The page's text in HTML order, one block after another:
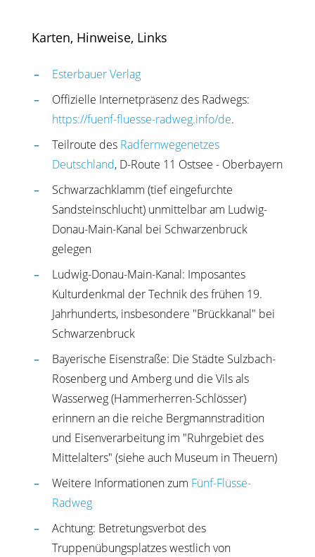
Karten, Hinweise, Links
Esterbauer Verlag
Offizielle Internetpräsenz des Radwegs:
https://fuenf-fluesse-radweg.info/de.
Teilroute des Radfernwegenetzes
Deutschland, D-Route 11 Ostsee - Oberbayern
Schwarzachklamm (tief eingefurchte
Sandsteinschlucht) unmittelbar am Ludwig-
Donau-Main-Kanal bei Schwarzenbruck
gelegen
Ludwig-Donau-Main-Kanal: Imposantes
Kulturdenkmal der Technik des frühen 19.
Jahrhunderts, insbesondere "Brückkanal" bei
Schwarzenbruck
Bayerische Eisenstraße: Die Städte Sulzbach-
Rosenberg und Amberg und die Vils als
Wasserweg (Hammerherren-Schlösser)
erinnern an die reiche Bergmannstradition
und Eisenverarbeitung im "Ruhrgebiet des
Mittelalters" (siehe auch Museum in Theuern)
Weitere Informationen zum Fünf-Flüsse-
Radweg
Achtung: Betretungsverbot des
Truppenübungsplatzes westlich von